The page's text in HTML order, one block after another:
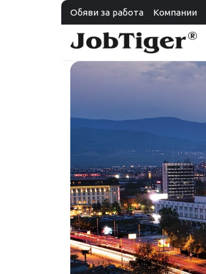
Обяви за работа Компании